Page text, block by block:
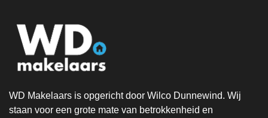
WD Makelaars is opgericht door Wilco Dunnewind. Wij
staan voor een grote mate van betrokkenheid en